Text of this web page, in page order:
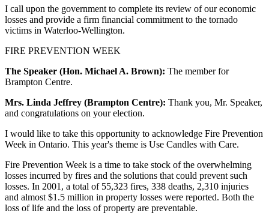
I call upon the government to complete its review of our economic
losses and provide a firm financial commitment to the tornado
victims in Waterloo-Wellington.
FIRE PREVENTION WEEK
The Speaker (Hon. Michael A. Brown): The member for
Brampton Centre.
Mrs. Linda Jeffrey (Brampton Centre): Thank you, Mr. Speaker,
and congratulations on your election.
I would like to take this opportunity to acknowledge Fire Prevention
Week in Ontario. This year's theme is Use Candles with Care.
Fire Prevention Week is a time to take stock of the overwhelming
losses incurred by fires and the solutions that could prevent such
losses. In 2001, a total of 55,323 fires, 338 deaths, 2,310 injuries
and almost $1.5 million in property losses were reported. Both the
loss of life and the loss of property are preventable.